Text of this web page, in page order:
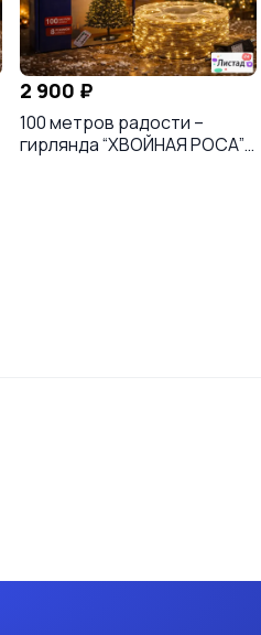
2 900 ₽
100 метров радости –
гирлянда “ХВОЙНАЯ РОСА”